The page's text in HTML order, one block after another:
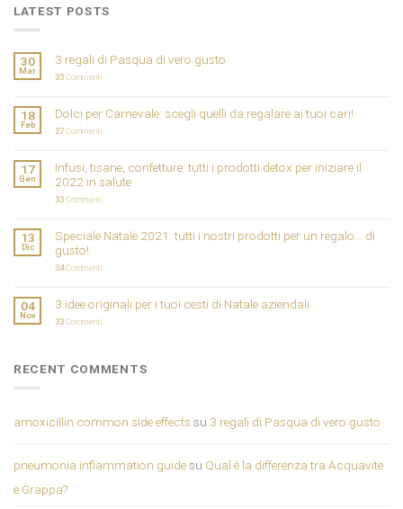
LATEST POSTS
30
Mar
3 regali di Pasqua di vero gusto
33Commenti
18
Feb
Dolci per Carnevale: scegli quelli da regalare ai tuoi cari!
27Commenti
17
Gen
Infusi, tisane, confetture: tutti i prodotti detox per iniziare il
2022 in salute
33Commenti
13
Dic
Speciale Natale 2021: tutti i nostri prodotti per un regalo… di
gusto!
34Commenti
04
Nov
3 idee originali per i tuoi cesti di Natale aziendali
33Commenti
RECENT COMMENTS
amoxicillin common side effects su 3 regali di Pasqua di vero gusto
pneumonia inflammation guidesu Qual è la differenza tra Acquavite
e Grappa?